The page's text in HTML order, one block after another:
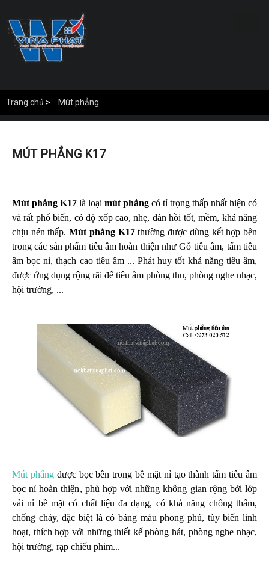
Trang chủ > Mút phẳng
MÚT PHẲNG K17
Mút phẳng K17 là loại mút phẳng có tỉ trọng thấp nhất hiện có
và rất phổ biến, có độ xốp cao, nhẹ, đàn hồi tốt, mềm, khả năng
chịu nén thấp.Mút phẳng K17thường được dùng kết hợp bên
trong các sản phẩm tiêu âm hoàn thiện như Gỗ tiêu âm, tấm tiêu
âm bọc nỉ, thạch cao tiêu âm ... Phát huy tốt khả năng tiêu âm,
được ứng dụng rộng rãi để tiêu âm phòng thu, phòng nghe nhạc,
hội trường, ...
Mút phẳngđược bọc bên trong bề mặt nỉ tạo thành tấm tiêu âm
bọc nỉ hoàn thiện, phù hợp với những không gian rộng bởi lớp
vải nỉ bề mặt có chất liệu đa dạng, có khả năng chống thấm,
chống cháy, đặc biệt là có bảng màu phong phú, tùy biến linh
hoạt, thích hợp với những thiết kế phòng hát, phòng nghe nhạc,
hội trường, rạp chiếu phim...